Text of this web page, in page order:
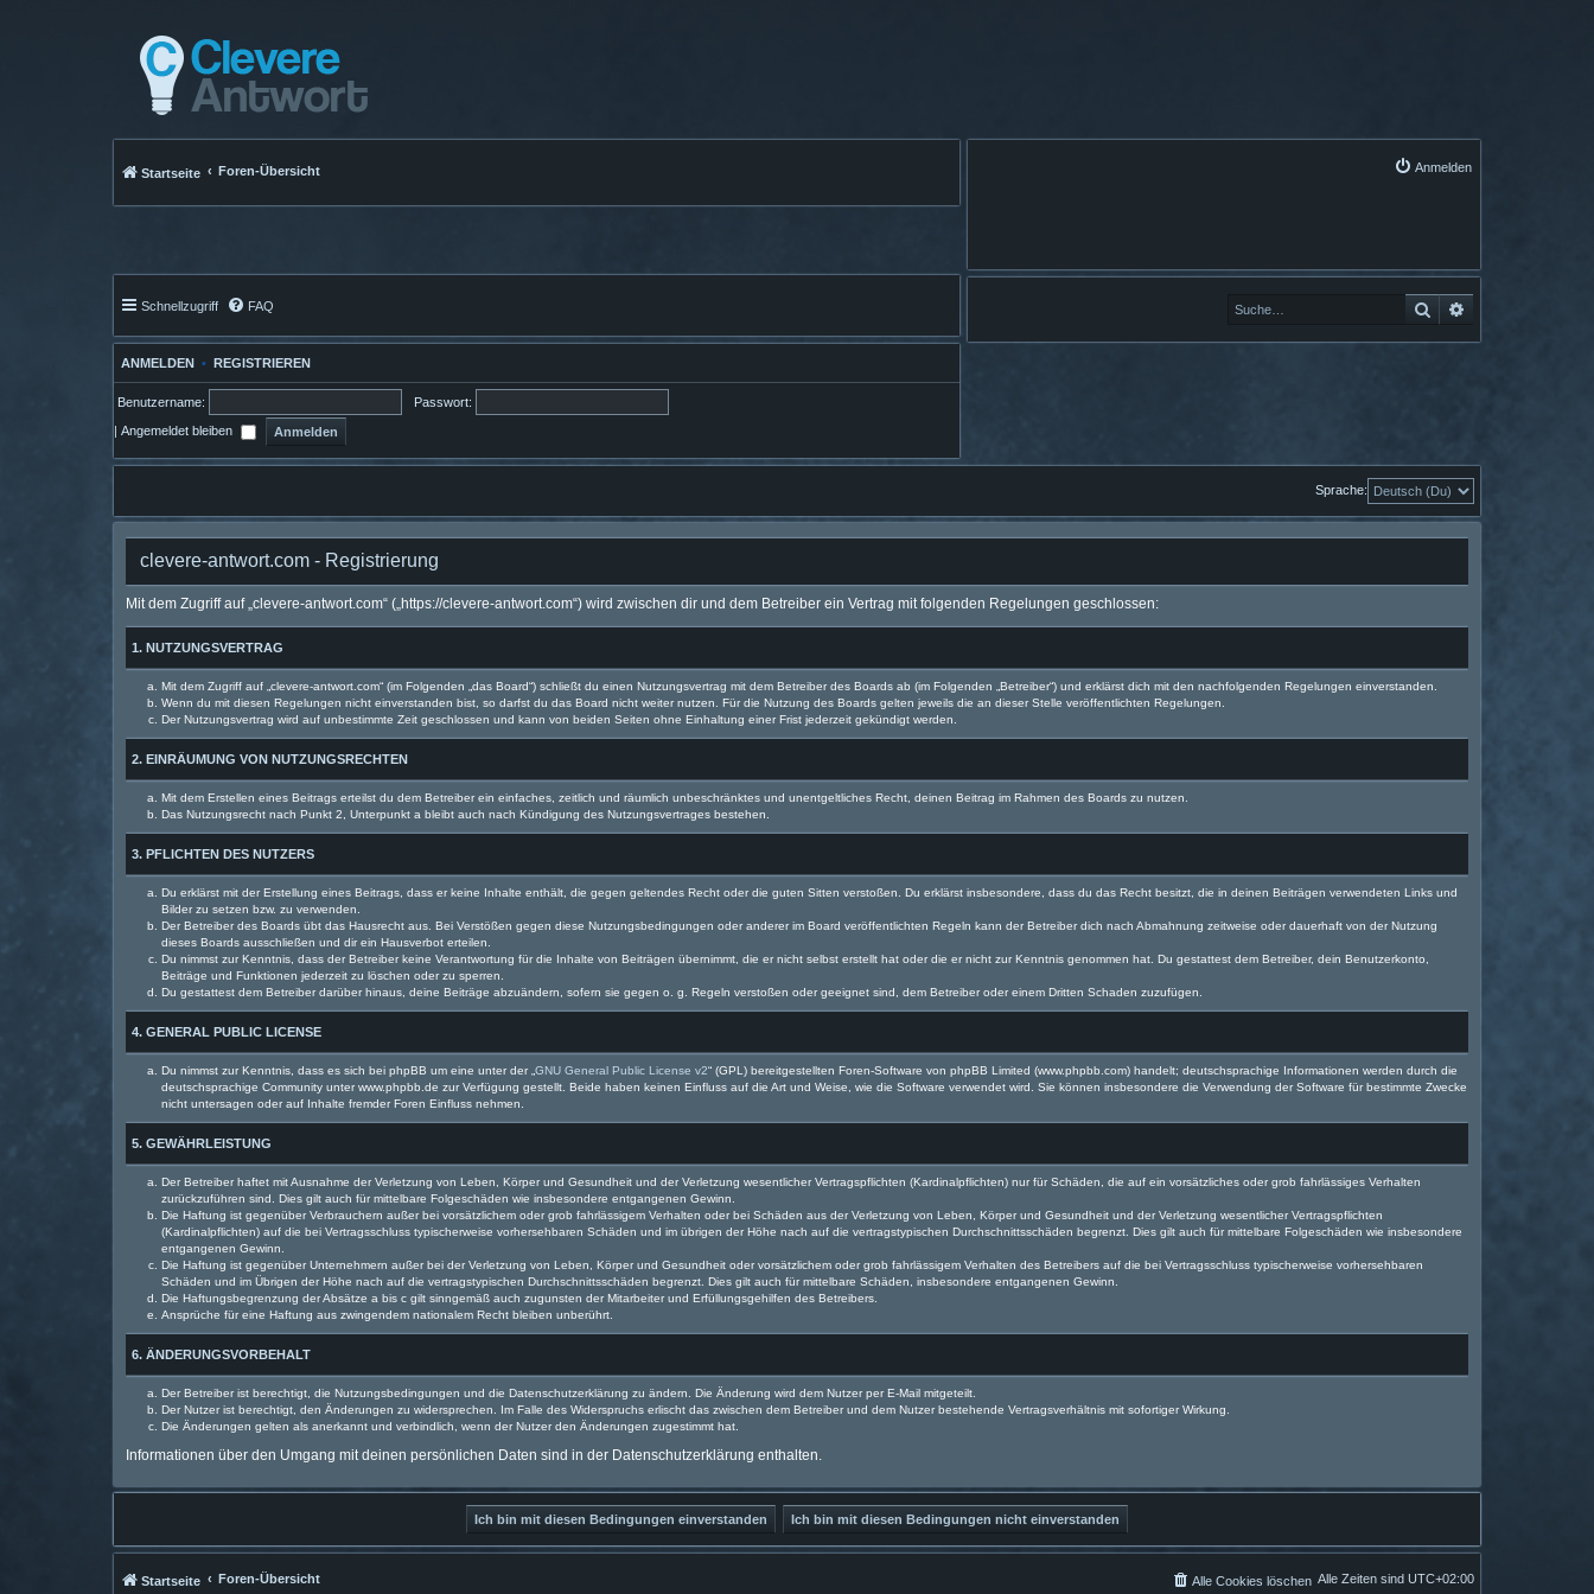
Anmelden
Suche
Startseite Foren-Übersicht
Schnellzugriff FAQ
ANMELDEN • REGISTRIEREN
Benutzername: Passwort:
Angemeldet bleiben
Sprache:
clevere-antwort.com - Registrierung
Mit dem Zugriff auf „clevere-antwort.com“ („https://clevere-antwort.com“) wird zwischen dir und dem Betreiber ein Vertrag mit folgenden Regelungen geschlossen:
1. NUTZUNGSVERTRAG
Mit dem Zugriff auf „clevere-antwort.com“ (im Folgenden „das Board“) schließt du einen Nutzungsvertrag mit dem Betreiber des Boards ab (im Folgenden „Betreiber“) und erklärst dich mit den nachfolgenden Regelungen einverstanden.
Wenn du mit diesen Regelungen nicht einverstanden bist, so darfst du das Board nicht weiter nutzen. Für die Nutzung des Boards gelten jeweils die an dieser Stelle veröffentlichten Regelungen.
Der Nutzungsvertrag wird auf unbestimmte Zeit geschlossen und kann von beiden Seiten ohne Einhaltung einer Frist jederzeit gekündigt werden.
2. EINRÄUMUNG VON NUTZUNGSRECHTEN
Mit dem Erstellen eines Beitrags erteilst du dem Betreiber ein einfaches, zeitlich und räumlich unbeschränktes und unentgeltliches Recht, deinen Beitrag im Rahmen des Boards zu nutzen.
Das Nutzungsrecht nach Punkt 2, Unterpunkt a bleibt auch nach Kündigung des Nutzungsvertrages bestehen.
3. PFLICHTEN DES NUTZERS
Du erklärst mit der Erstellung eines Beitrags, dass er keine Inhalte enthält, die gegen geltendes Recht oder die guten Sitten verstoßen. Du erklärst insbesondere, dass du das Recht besitzt, die in deinen Beiträgen verwendeten Links und
Bilder zu setzen bzw. zu verwenden.
Der Betreiber des Boards übt das Hausrecht aus. Bei Verstößen gegen diese Nutzungsbedingungen oder anderer im Board veröffentlichten Regeln kann der Betreiber dich nach Abmahnung zeitweise oder dauerhaft von der Nutzung
dieses Boards ausschließen und dir ein Hausverbot erteilen.
Du nimmst zur Kenntnis, dass der Betreiber keine Verantwortung für die Inhalte von Beiträgen übernimmt, die er nicht selbst erstellt hat oder die er nicht zur Kenntnis genommen hat. Du gestattest dem Betreiber, dein Benutzerkonto,
Beiträge und Funktionen jederzeit zu löschen oder zu sperren.
Du gestattest dem Betreiber darüber hinaus, deine Beiträge abzuändern, sofern sie gegen o. g. Regeln verstoßen oder geeignet sind, dem Betreiber oder einem Dritten Schaden zuzufügen.
4. GENERAL PUBLIC LICENSE
Du nimmst zur Kenntnis, dass es sich bei phpBB um eine unter der „GNU General Public License v2“ (GPL) bereitgestellten Foren-Software von phpBB Limited (www.phpbb.com) handelt; deutschsprachige Informationen werden durch die
deutschsprachige Community unter www.phpbb.de zur Verfügung gestellt. Beide haben keinen Einfluss auf die Art und Weise, wie die Software verwendet wird. Sie können insbesondere die Verwendung der Software für bestimmte Zwecke
nicht untersagen oder auf Inhalte fremder Foren Einfluss nehmen.
5. GEWÄHRLEISTUNG
Der Betreiber haftet mit Ausnahme der Verletzung von Leben, Körper und Gesundheit und der Verletzung wesentlicher Vertragspflichten (Kardinalpflichten) nur für Schäden, die auf ein vorsätzliches oder grob fahrlässiges Verhalten
zurückzuführen sind. Dies gilt auch für mittelbare Folgeschäden wie insbesondere entgangenen Gewinn.
Die Haftung ist gegenüber Verbrauchern außer bei vorsätzlichem oder grob fahrlässigem Verhalten oder bei Schäden aus der Verletzung von Leben, Körper und Gesundheit und der Verletzung wesentlicher Vertragspflichten
(Kardinalpflichten) auf die bei Vertragsschluss typischerweise vorhersehbaren Schäden und im übrigen der Höhe nach auf die vertragstypischen Durchschnittsschäden begrenzt. Dies gilt auch für mittelbare Folgeschäden wie insbesondere
entgangenen Gewinn.
Die Haftung ist gegenüber Unternehmern außer bei der Verletzung von Leben, Körper und Gesundheit oder vorsätzlichem oder grob fahrlässigem Verhalten des Betreibers auf die bei Vertragsschluss typischerweise vorhersehbaren
Schäden und im Übrigen der Höhe nach auf die vertragstypischen Durchschnittsschäden begrenzt. Dies gilt auch für mittelbare Schäden, insbesondere entgangenen Gewinn.
Die Haftungsbegrenzung der Absätze a bis c gilt sinngemäß auch zugunsten der Mitarbeiter und Erfüllungsgehilfen des Betreibers.
Ansprüche für eine Haftung aus zwingendem nationalem Recht bleiben unberührt.
6. ÄNDERUNGSVORBEHALT
Der Betreiber ist berechtigt, die Nutzungsbedingungen und die Datenschutzerklärung zu ändern. Die Änderung wird dem Nutzer per E-Mail mitgeteilt.
Der Nutzer ist berechtigt, den Änderungen zu widersprechen. Im Falle des Widerspruchs erlischt das zwischen dem Betreiber und dem Nutzer bestehende Vertragsverhältnis mit sofortiger Wirkung.
Die Änderungen gelten als anerkannt und verbindlich, wenn der Nutzer den Änderungen zugestimmt hat.
Informationen über den Umgang mit deinen persönlichen Daten sind in der Datenschutzerklärung enthalten.
Startseite Foren-Übersicht Alle Zeiten sind UTC+02:00
Alle Cookies löschen